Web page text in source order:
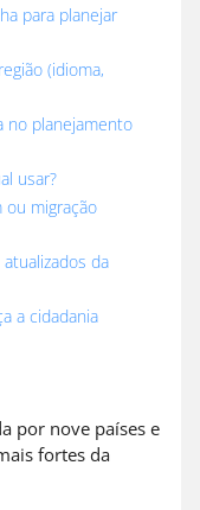
para planejar
(idioma,
no planejamento
usar?
ou migração
da
a cidadania
por nove países e
fortes da